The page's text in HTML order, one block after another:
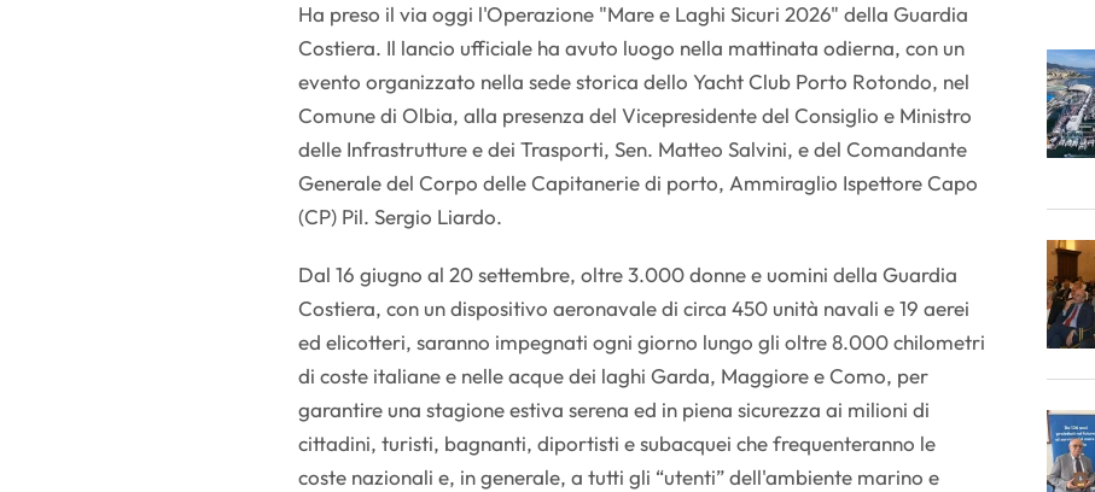
Ha preso il via oggi l'Operazione "Mare e Laghi Sicuri 2026" della Guardia
Costiera. Il lancio ufficiale ha avuto luogo nella mattinata odierna, con un
evento organizzato nella sede storica dello Yacht Club Porto Rotondo, nel
Comune di Olbia, alla presenza del Vicepresidente del Consiglio e Ministro
delle Infrastrutture e dei Trasporti, Sen. Matteo Salvini, e del Comandante
Generale del Corpo delle Capitanerie di porto, Ammiraglio Ispettore Capo
(CP) Pil. Sergio Liardo.
Dal 16 giugno al 20 settembre, oltre 3.000 donne e uomini della Guardia
Costiera, con un dispositivo aeronavale di circa 450 unità navali e 19 aerei
ed elicotteri, saranno impegnati ogni giorno lungo gli oltre 8.000 chilometri
di coste italiane e nelle acque dei laghi Garda, Maggiore e Como, per
garantire una stagione estiva serena ed in piena sicurezza ai milioni di
cittadini, turisti, bagnanti, diportisti e subacquei che frequenteranno le
coste nazionali e, in generale, a tutti gli “utenti” dell'ambiente marino e